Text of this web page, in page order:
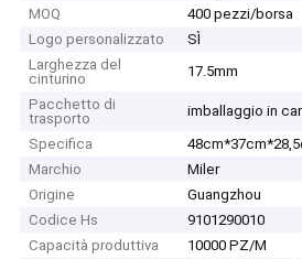
MOQ
400 pezzi/borsa
Logo personalizzato
SÌ
Larghezza del
cinturino
17.5mm
Pacchetto di
trasporto
imballaggio in
Specifica
Marchio
Miler
Origine
Guangzhou
Codice Hs
9101290010
Capacità produttiva
10000 PZ/M